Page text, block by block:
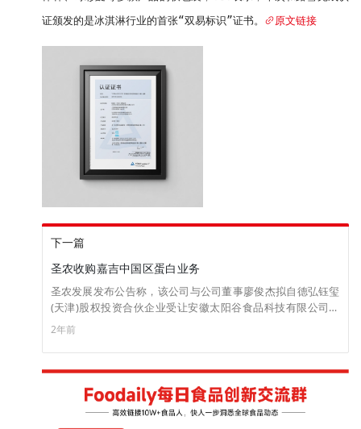
证颁发的是冰淇淋行业的首张“双易标识”证书。
原文链接
下一篇
圣农收购嘉吉中国区蛋白业务
圣农发展发布公告称，该公司与公司董事廖俊杰拟自德弘钰玺
(天津)股权投资合伙企业受让安徽太阳谷食品科技有限公司约
45.16%、3%的股权，对价分别为2.45亿元、1625.40万元。 同
时，公司拟自德弘钰达(天津)企业管理咨询合伙企业受让太阳谷
约0.84%的股权，对价为452.2552.24万元。本次交易完成后，
该公司、廖俊杰将分别持有太阳谷46%、3%的股权，德弘钰
玺、Ancient Steel (HK) Limited将分别持有太阳谷约35.43%、
15.57%的股权。 太阳谷前身是美国嘉吉公司2011年在在安徽省
滁州市投资设立的嘉吉动物蛋白中国事业部。
2年前